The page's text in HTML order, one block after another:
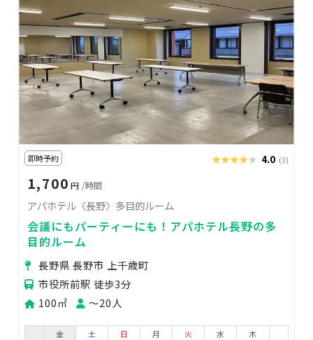
即時予約 ★★★★★
★★★★★ 4.0 (3)
1,700 円 /時間
アパホテル〈長野〉多目的ルーム
会議にもパーティーにも！アパホテル長野の多
目的ルーム
長野県 長野市 上千歳町
市役所前駅 徒歩3分
100㎡
〜20人
金
土
日
月
火
水
木